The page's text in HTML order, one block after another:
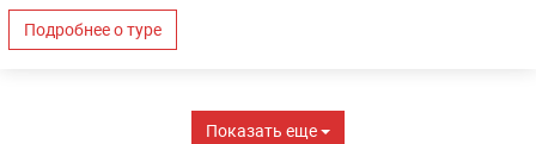
Подробнее о туре
Показать еще